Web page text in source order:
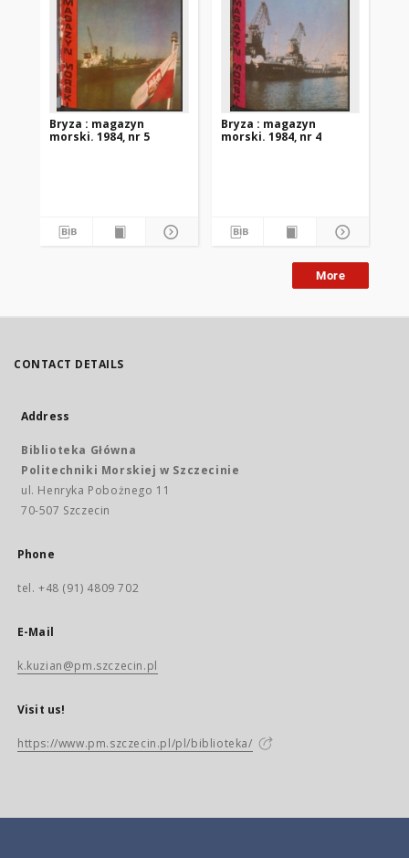
Bryza : magazyn
morski. 1984, nr 5
Bryza : magazyn
morski. 1984, nr 4
More
CONTACT DETAILS
Address
Biblioteka Główna
Politechniki Morskiej w Szczecinie
ul. Henryka Pobożnego 11
70-507 Szczecin
Phone
tel. +48 (91) 4809 702
E-Mail
k.kuzian@pm.szczecin.pl
Visit us!
https://www.pm.szczecin.pl/pl/biblioteka/